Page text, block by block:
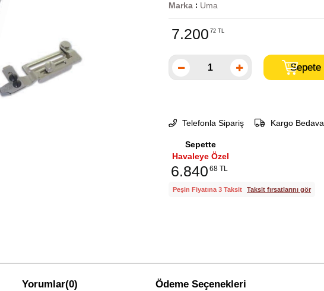
Marka : Uma
7.200 72 TL
Telefonla Sipariş Kargo Bedava
Sepette
Havaleye Özel
6.840 68 TL
Peşin Fiyatına 3 Taksit Taksit fırsatlarını gör
Yorumlar(0) Ödeme Seçenekleri